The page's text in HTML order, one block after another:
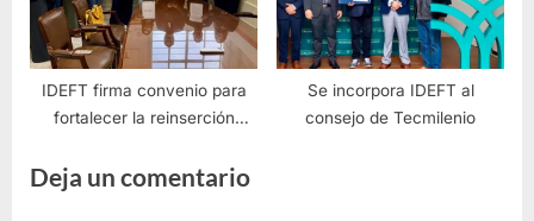
IDEFT firma convenio para
fortalecer la reinserción
Se incorpora IDEFT al
consejo de Tecmilenio
Deja un comentario